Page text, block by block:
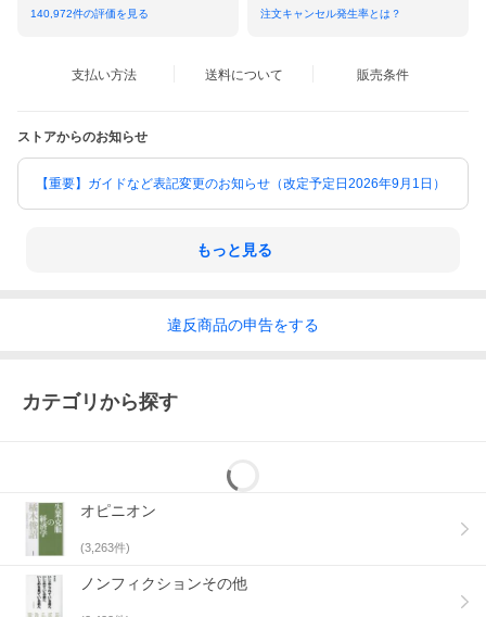
140,972件の評価を見る 注文キャンセル発生率とは？
支払い方法 送料について 販売条件
ストアからのお知らせ
【重要】ガイドなど表記変更のお知らせ（改定予定日2026年9月1日）
もっと見る
違反商品の申告をする
カテゴリから探す
オピニオン
(3,263件)
ノンフィクションその他